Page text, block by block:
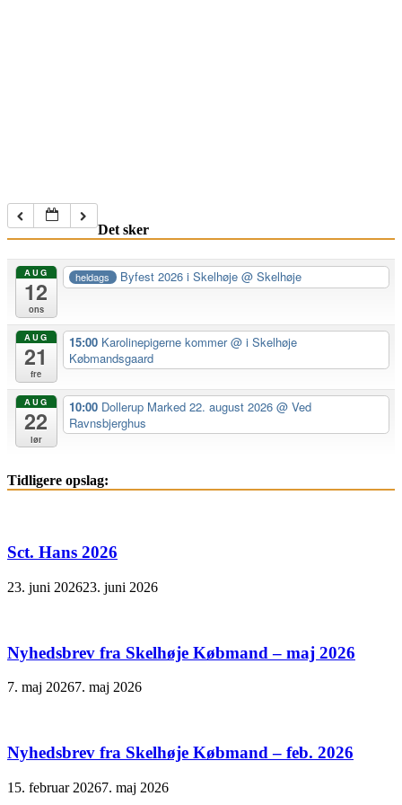
Det sker
AUG
12
ons
heldags Byfest 2026 i Skelhøje@ Skelhøje
AUG
21
fre
15:00 Karolinepigerne kommer@ i Skelhøje
Købmandsgaard
AUG
22
lør
10:00 Dollerup Marked 22. august 2026 @ Ved
Ravnsbjerghus
Tidligere opslag:
Sct. Hans 2026
23. juni 202623. juni 2026
Nyhedsbrev fra Skelhøje Købmand – maj 2026
7. maj 20267. maj 2026
Nyhedsbrev fra Skelhøje Købmand – feb. 2026
15. februar 20267. maj 2026